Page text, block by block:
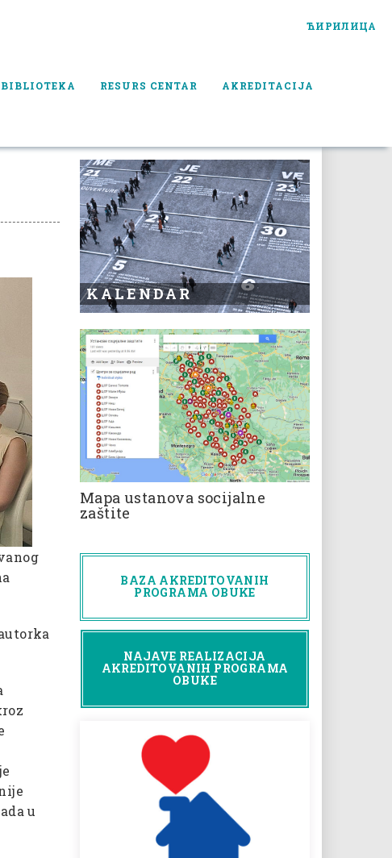
ЋИРИЛИЦА
BIBLIOTEKA RESURS CENTAR AKREDITACIJA
u
KALENDAR
Mapa ustanova socijalne
zaštite
BAZA AKREDITOVANIH
PROGRAMA OBUKE
NAJAVE REALIZACIJA
AKREDITOVANIH PROGRAMA
OBUKE